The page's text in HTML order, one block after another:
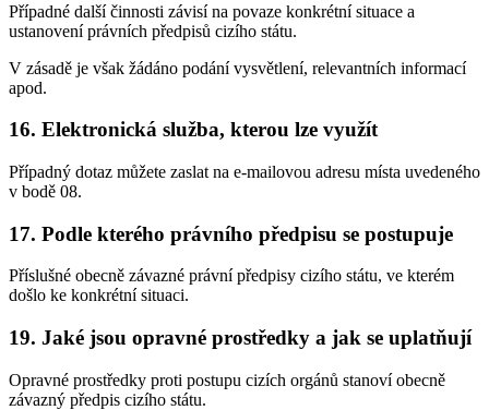
Případné další činnosti závisí na povaze konkrétní situace a
ustanovení právních předpisů cizího státu.
V zásadě je však žádáno podání vysvětlení, relevantních informací
apod.
16. Elektronická služba, kterou lze využít
Případný dotaz můžete zaslat na e-mailovou adresu místa uvedeného
v bodě 08.
17. Podle kterého právního předpisu se postupuje
Příslušné obecně závazné právní předpisy cizího státu, ve kterém
došlo ke konkrétní situaci.
19. Jaké jsou opravné prostředky a jak se uplatňují
Opravné prostředky proti postupu cizích orgánů stanoví obecně
závazný předpis cizího státu.